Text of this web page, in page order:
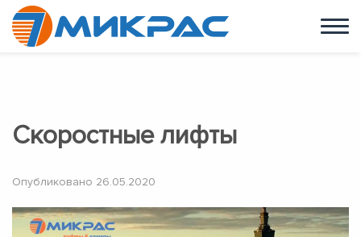
КАРЬЕРА
Скоростные лифты
Опубликовано 26.05.2020